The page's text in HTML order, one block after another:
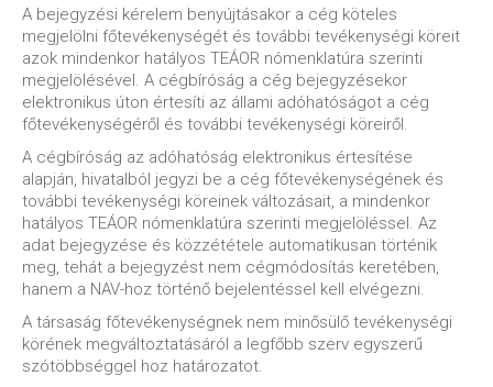
A bejegyzési kérelem benyújtásakor a cég köteles
megjelölni főtevékenységét és további tevékenységi köreit
azok mindenkor hatályos TEÁOR nómenklatúra szerinti
megjelölésével. A cégbíróság a cég bejegyzésekor
elektronikus úton értesíti az állami adóhatóságot a cég
főtevékenységéről és további tevékenységi köreiről.
A cégbíróság az adóhatóság elektronikus értesítése
alapján, hivatalból jegyzi be a cég főtevékenységének és
további tevékenységi köreinek változásait, a mindenkor
hatályos TEÁOR nómenklatúra szerinti megjelöléssel. Az
adat bejegyzése és közzététele automatikusan történik
meg, tehát a bejegyzést nem cégmódosítás keretében,
hanem a NAV-hoz történő bejelentéssel kell elvégezni.
A társaság főtevékenységnek nem minősülő tevékenységi
körének megváltoztatásáról a legfőbb szerv egyszerű
szótöbbséggel hoz határozatot.